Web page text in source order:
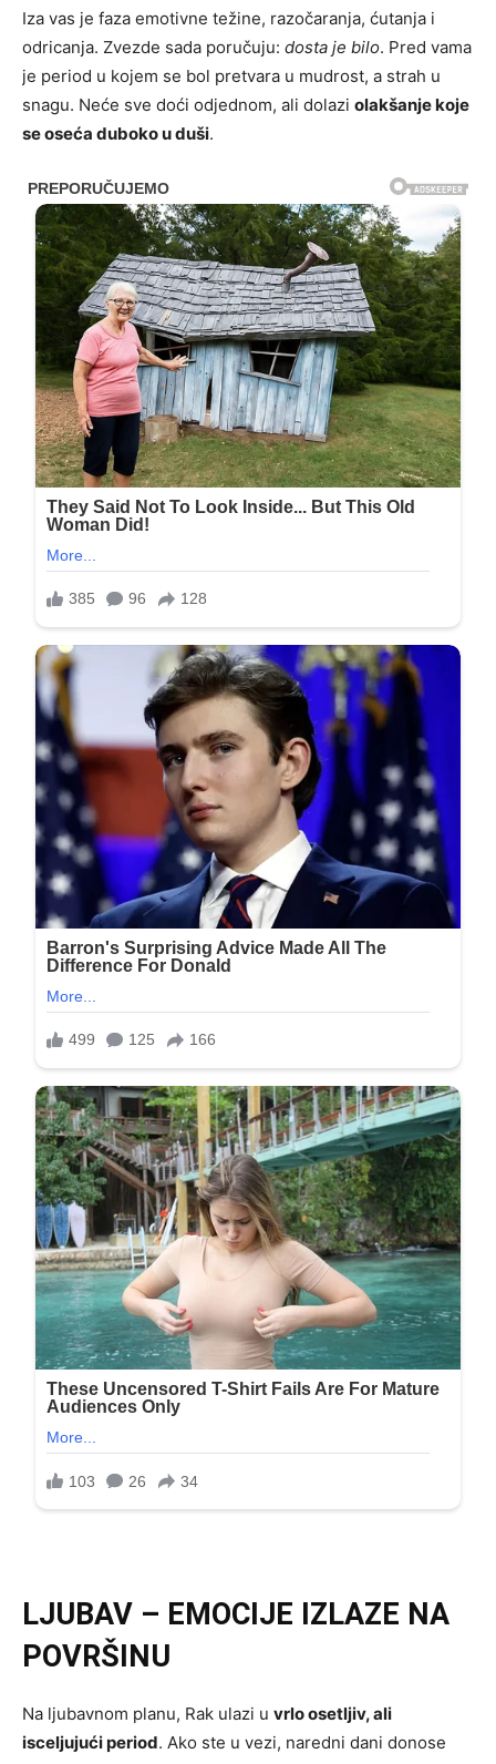
Iza vas je faza emotivne težine, razočaranja, ćutanja i
odricanja. Zvezde sada poručuju: dosta je bilo. Pred vama
je period u kojem se bol pretvara u mudrost, a strah u
snagu. Neće sve doći odjednom, ali dolazi olakšanje koje
se oseća duboko u duši.
LJUBAV – EMOCIJE IZLAZE NA
POVRŠINU
Na ljubavnom planu, Rak ulazi u vrlo osetljiv, ali
isceljujući period. Ako ste u vezi, naredni dani donose